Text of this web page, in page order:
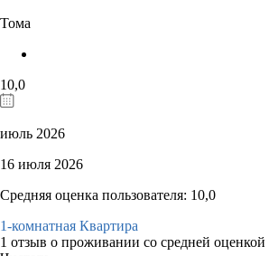
Тома
10,0
июль 2026
16 июля 2026
Средняя оценка пользователя: 10,0
1-комнатная Квартира
1 отзыв о проживании со средней оценкой